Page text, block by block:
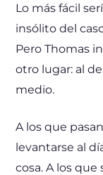
Lo más fácil
insólito del
Pero Thomas
otro lugar: al
medio.
A los que
levantarse al
cosa. A los